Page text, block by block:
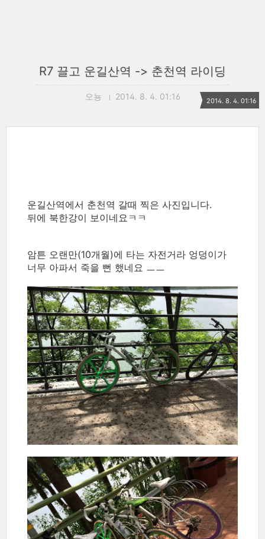
R7 끌고 운길산역 -> 춘천역 라이딩
오뇽 2014. 8. 4. 01:16 2014. 8. 4. 01:16
운길산역에서 춘천역 갈때 찍은 사진입니다.
뒤에 북한강이 보이네요ㅋㅋ
암튼 오랜만(10개월)에 타는 자전거라 엉덩이가
너무 아파서 죽을 뻔 했네요 ㅡㅡ